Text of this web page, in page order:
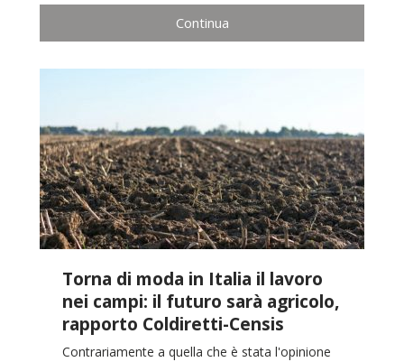
Continua
Torna di moda in Italia il lavoro
nei campi: il futuro sarà agricolo,
rapporto Coldiretti-Censis
Contrariamente a quella che è stata l'opinione